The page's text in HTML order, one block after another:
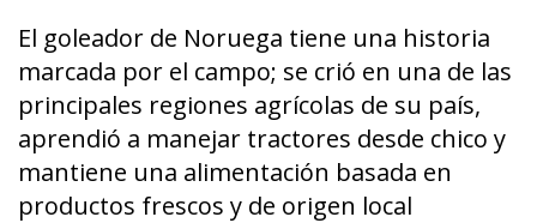
El goleador de Noruega tiene una historia
marcada por el campo; se crió en una de las
principales regiones agrícolas de su país,
aprendió a manejar tractores desde chico y
mantiene una alimentación basada en
productos frescos y de origen local